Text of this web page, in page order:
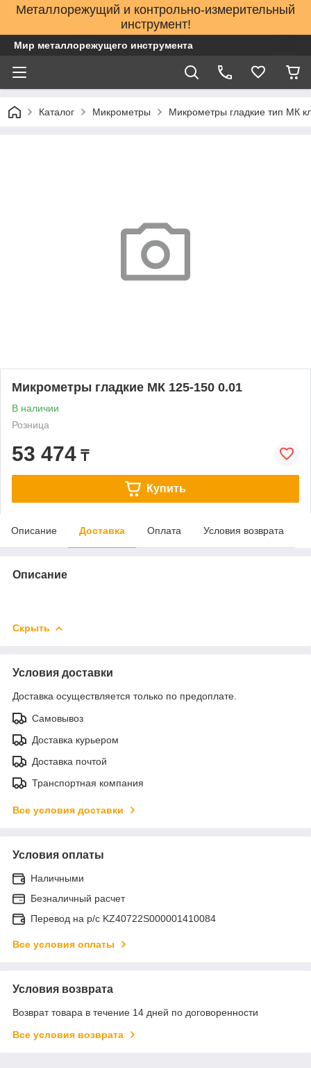
Металлорежущий и контрольно-измерительный
инструмент!
Мир металлорежущего инструмента
Каталог Микрометры Микрометры гладкие тип МК
Микрометры гладкие МК 125-150 0.01
В наличии
Розница
53 474 ₸
Купить
Описание Доставка Оплата Условия возврата
Описание
Скрыть
Условия доставки
Доставка осуществляется только по предоплате.
Самовывоз
Доставка курьером
Доставка почтой
Транспортная компания
Все условия доставки
Условия оплаты
Наличными
Безналичный расчет
Перевод на р/с KZ40722S000001410084
Все условия оплаты
Условия возврата
Возврат товара в течение 14 дней по договоренности
Все условия возврата